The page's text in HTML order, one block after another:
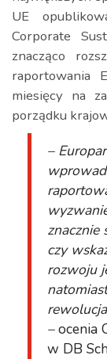
UE
Corporate
znacząco
raportowania
miesięcy na
porządku
–
znacznie
czy
rozwoju
–ocenia
w DB